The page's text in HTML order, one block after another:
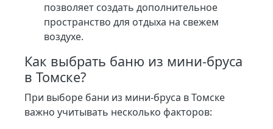
позволяет создать дополнительное
пространство для отдыха на свежем
воздухе.
Как выбрать баню из мини-бруса
в Томске?
При выборе бани из мини-бруса в Томске
важно учитывать несколько факторов: